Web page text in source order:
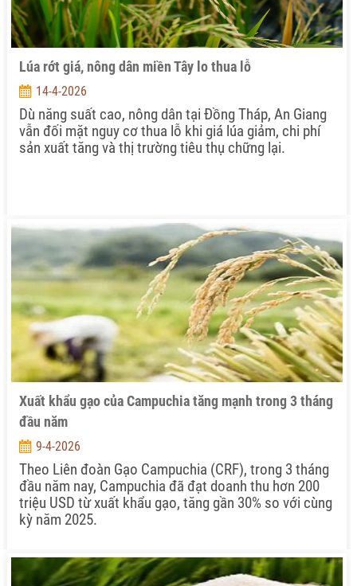
Lúa rớt giá, nông dân miền Tây lo thua lỗ
14-4-2026
Dù năng suất cao, nông dân tại Đồng Tháp, An Giang
vẫn đối mặt nguy cơ thua lỗ khi giá lúa giảm, chi phí
sản xuất tăng và thị trường tiêu thụ chững lại.
Xuất khẩu gạo của Campuchia tăng mạnh trong 3 tháng
đầu năm
9-4-2026
Theo Liên đoàn Gạo Campuchia (CRF), trong 3 tháng
đầu năm nay, Campuchia đã đạt doanh thu hơn 200
triệu USD từ xuất khẩu gạo, tăng gần 30% so với cùng
kỳ năm 2025.